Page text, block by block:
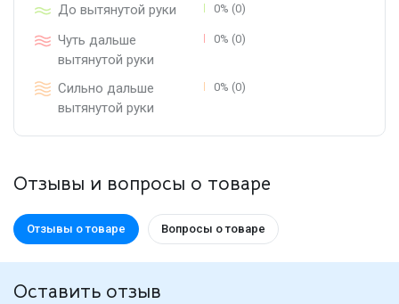
До вытянутой руки 0% (0)
Чуть дальше
вытянутой руки
0% (0)
Сильно дальше
вытянутой руки
0% (0)
Отзывы и вопросы о товаре
Отзывы о товаре Вопросы о товаре
Оставить отзыв